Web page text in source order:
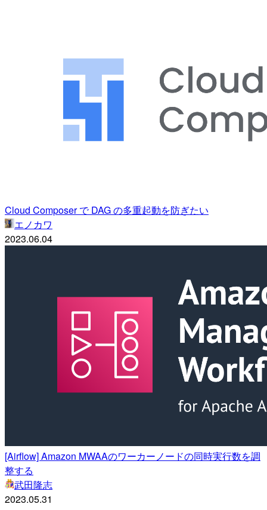
Cloud Composer で DAG の多重起動を防ぎたい
エノカワ
2023.06.04
[Airflow] Amazon MWAAのワーカーノードの同時実行数を調
整する
武田隆志
2023.05.31